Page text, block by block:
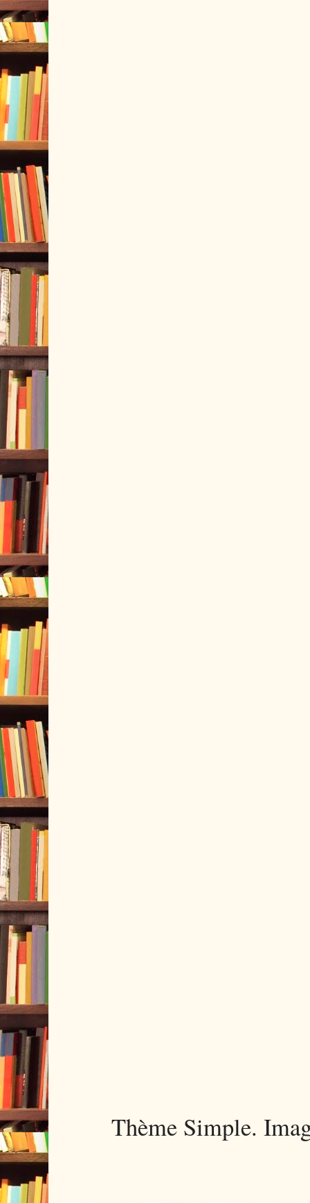
Thème Simple.